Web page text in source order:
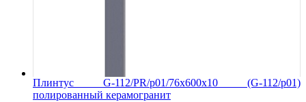
Плинтус G-112/PR/p01/76x600x10 (G-112/p01)
полированный керамогранит